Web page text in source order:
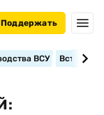
Поддержать
ВСУ